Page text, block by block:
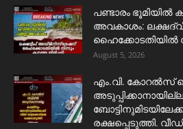
പണ്ടാരം ഭൂമിയിൽ
അവകാശം:
ഹൈക്കോടതിയിൽ
August 5, 2026
​എം.വി. കോറൽസ്
രക്ഷപ്പെടുത്തി.